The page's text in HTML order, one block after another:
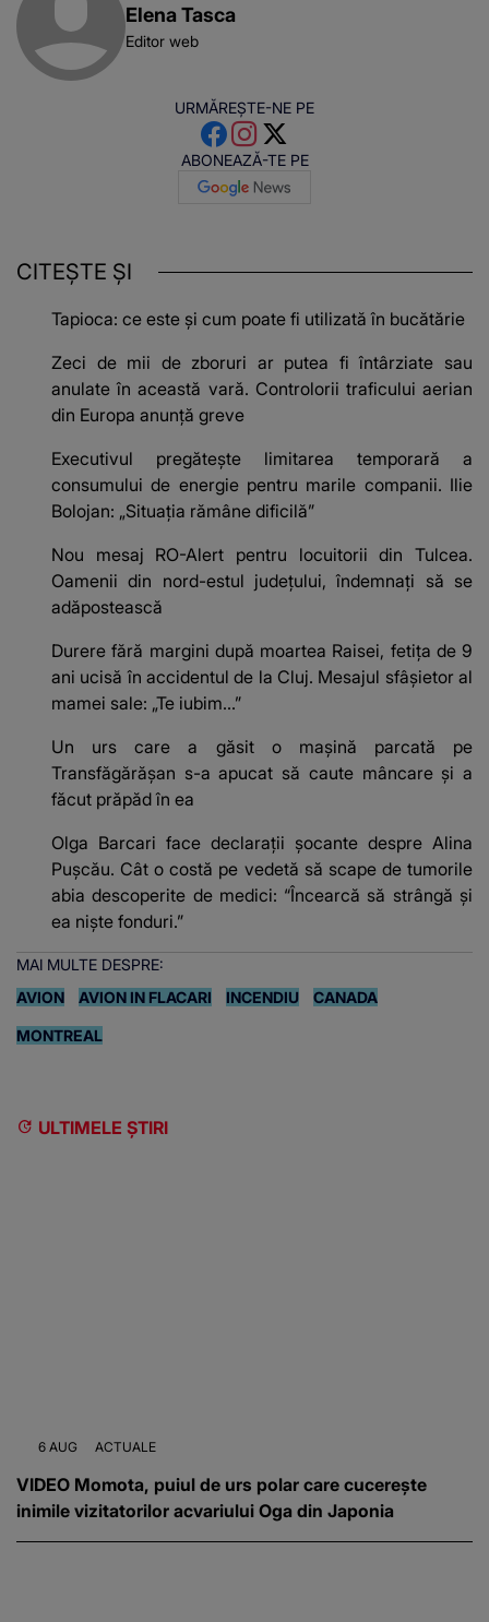
Elena Tasca
Editor web
URMĂREȘTE-NE PE
ABONEAZĂ-TE PE
CITEȘTE ȘI
Tapioca: ce este și cum poate fi utilizată în bucătărie
Zeci de mii de zboruri ar putea fi întârziate sau
anulate în această vară. Controlorii traficului aerian
din Europa anunță greve
Executivul pregătește limitarea temporară a
consumului de energie pentru marile companii. Ilie
Bolojan: „Situația rămâne dificilă”
Nou mesaj RO-Alert pentru locuitorii din Tulcea.
Oamenii din nord-estul judeţului, îndemnați să se
adăpostească
Durere fără margini după moartea Raisei, fetița de 9
ani ucisă în accidentul de la Cluj. Mesajul sfâșietor al
mamei sale: „Te iubim…”
Un urs care a găsit o mașină parcată pe
Transfăgărășan s-a apucat să caute mâncare și a
făcut prăpăd în ea
Olga Barcari face declarații șocante despre Alina
Pușcău. Cât o costă pe vedetă să scape de tumorile
abia descoperite de medici: “Încearcă să strângă și
ea niște fonduri.”
MAI MULTE DESPRE:
AVION
AVION IN FLACARI INCENDIU CANADA
MONTREAL
ULTIMELE ȘTIRI
6 AUG ACTUALE
VIDEO Momota, puiul de urs polar care cucerește
inimile vizitatorilor acvariului Oga din Japonia